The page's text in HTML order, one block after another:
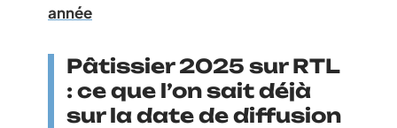
année
Pâtissier 2025 sur RTL
: ce que l’on sait déjà
sur la date de diffusion